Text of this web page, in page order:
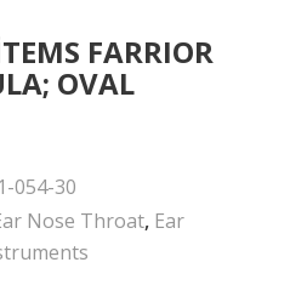
FARRIOR
OVAL
054-30
Nose Throat, Ear